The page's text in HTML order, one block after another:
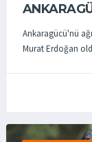
Ankaragücü'nü
Murat Erdoğan